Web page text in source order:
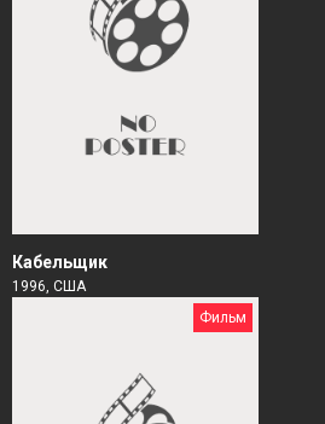
Кабельщик
1996, США
Фильм